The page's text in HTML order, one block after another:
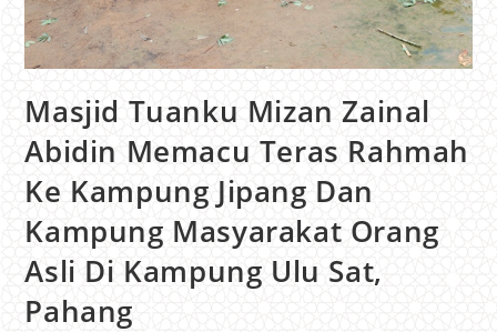
Masjid Tuanku Mizan Zainal
Abidin Memacu Teras Rahmah
Ke Kampung Jipang Dan
Kampung Masyarakat Orang
Asli Di Kampung Ulu Sat,
Pahang